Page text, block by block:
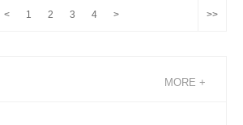
< 1 2 3 4 > >>
MORE +